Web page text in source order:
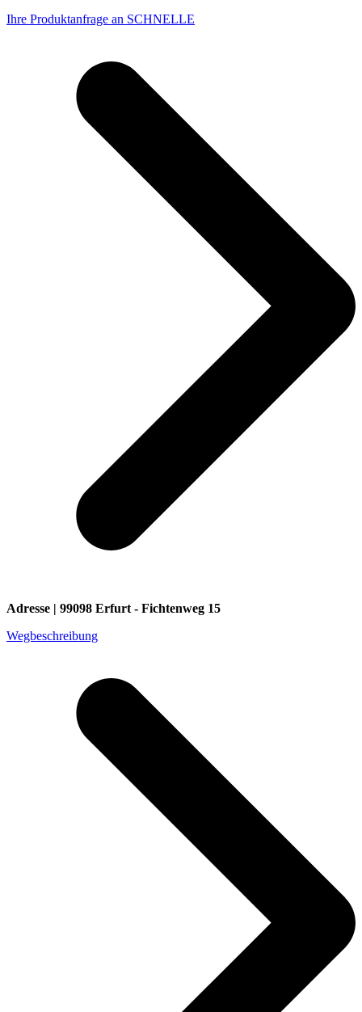
Ihre Produktanfrage an SCHNELLE
Adresse | 99098 Erfurt - Fichtenweg 15
Wegbeschreibung